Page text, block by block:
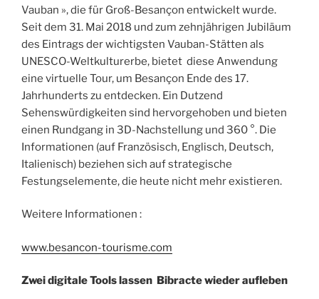
Vauban », die für Groß-Besançon entwickelt wurde.
Seit dem 31. Mai 2018 und zum zehnjährigen Jubiläum
des Eintrags der wichtigsten Vauban-Stätten als
UNESCO-Weltkulturerbe, bietet diese Anwendung
eine virtuelle Tour, um Besançon Ende des 17.
Jahrhunderts zu entdecken. Ein Dutzend
Sehenswürdigkeiten sind hervorgehoben und bieten
einen Rundgang in 3D-Nachstellung und 360 °. Die
Informationen (auf Französisch, Englisch, Deutsch,
Italienisch) beziehen sich auf strategische
Festungselemente, die heute nicht mehr existieren.
Weitere Informationen :
www.besancon-tourisme.com
Zwei digitale Tools lassen Bibracte wieder aufleben